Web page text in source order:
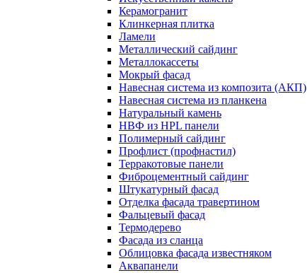
Керамогранит
Клинкерная плитка
Ламели
Металлический сайдинг
Металлокассеты
Мокрый фасад
Навесная система из композита (АКП)
Навесная система из планкена
Натуральный камень
НВФ из HPL панели
Полимерный сайдинг
Профлист (профнастил)
Терракотовые панели
Фиброцементный сайдинг
Штукатурный фасад
Отделка фасада травертином
Фальцевый фасад
Термодерево
Фасада из сланца
Облицовка фасада известняком
Аквапанели